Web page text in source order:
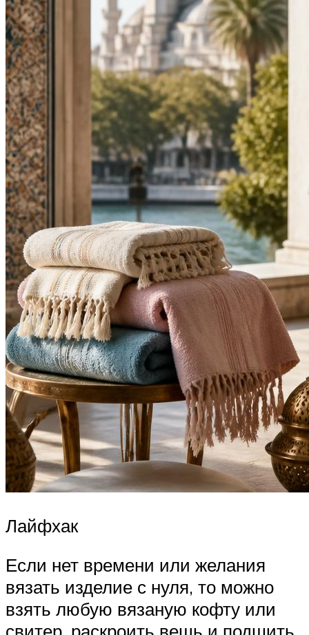
Лайфхак
Если нет времени или желания
вязать изделие с нуля, то можно
взять любую вязаную кофту или